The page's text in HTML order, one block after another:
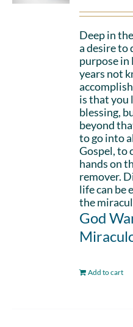
Deep in
a desire to
purpose
years not
is that you
blessing,
beyond
to go into
Gospel, to
hands on
remover.
life can be
the
God
Add to cart